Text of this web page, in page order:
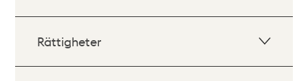
Rättigheter